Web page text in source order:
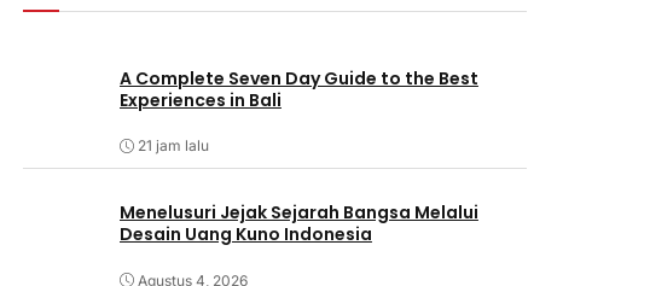
A Complete Seven Day Guide to the Best
Experiences in Bali
21 jam lalu
Menelusuri Jejak Sejarah Bangsa Melalui
Desain Uang Kuno Indonesia
Agustus 4, 2026